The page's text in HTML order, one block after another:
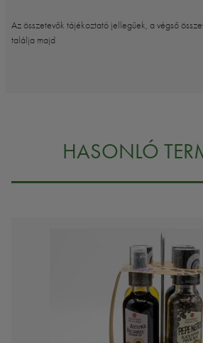
Az összetevők tájékoztató jellegűek, a végső
találja majd
HASONLÓ